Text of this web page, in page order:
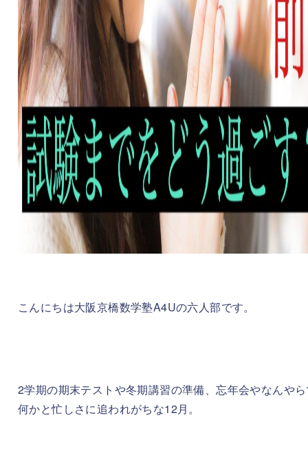
こんにちは大阪京橋数学塾A4Uの六人部です。
2学期の期末テストや冬期講習の準備、忘年会やなんや
何かと忙しさに追われがちな12月。